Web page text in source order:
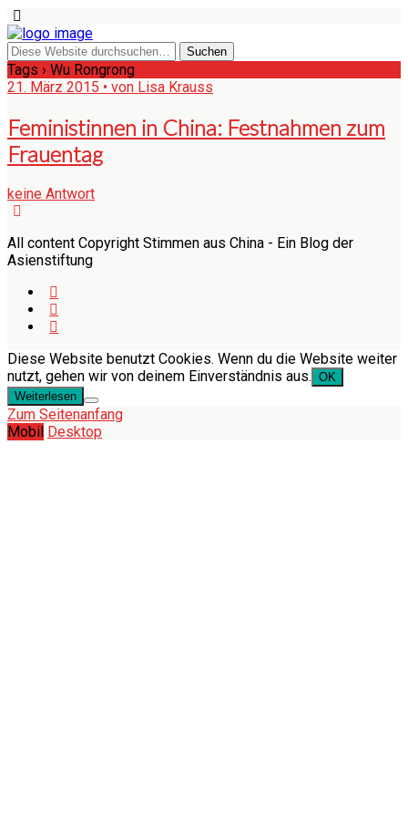
Tags › Wu Rongrong
21. März 2015 • von Lisa Krauss
Feministinnen in China: Festnahmen zum
Frauentag
keine Antwort
All content Copyright Stimmen aus China - Ein Blog der
Asienstiftung
Diese Website benutzt Cookies. Wenn du die Website weiter
nutzt, gehen wir von deinem Einverständnis aus. OK
Weiterlesen
Zum Seitenanfang
Mobil Desktop